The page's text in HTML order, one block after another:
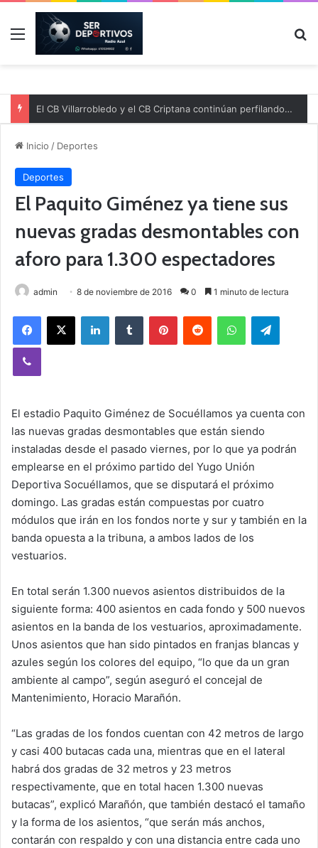
Menú
El CB Villarrobledo y el CB Criptana continúan perfilando sus plantillas
Inicio / Deportes
Deportes
El Paquito Giménez ya tiene sus
nuevas gradas desmontables con
aforo para 1.300 espectadores
admin 8 de noviembre de 2016 0 1 minuto de lectura
El estadio Paquito Giménez de Socuéllamos ya cuenta con
las nuevas gradas desmontables que están siendo
instaladas desde el pasado viernes, por lo que ya podrán
emplearse en el próximo partido del Yugo Unión
Deportiva Socuéllamos, que se disputará el próximo
domingo. Las gradas están compuestas por cuatro
módulos que irán en los fondos norte y sur y también en la
banda opuesta a la tribuna, a ambos lados de los
vestuarios.
En total serán 1.300 nuevos asientos distribuidos de la
siguiente forma: 400 asientos en cada fondo y 500 nuevos
asientos en la banda de los vestuarios, aproximadamente.
Unos asientos que han sido pintados en franjas blancas y
azules según los colores del equipo, “lo que da un gran
ambiente al campo”, según aseguró el concejal de
Mantenimiento, Horacio Marañón.
“Las gradas de los fondos cuentan con 42 metros de largo
y casi 400 butacas cada una, mientras que en el lateral
habrá dos gradas de 32 metros y 23 metros
respectivamente, que en total hacen 1.300 nuevas
butacas”, explicó Marañón, que también destacó el tamaño
y la forma de los asientos, “que serán más anchos,
contarán con respaldo y con una distancia entre cada uno